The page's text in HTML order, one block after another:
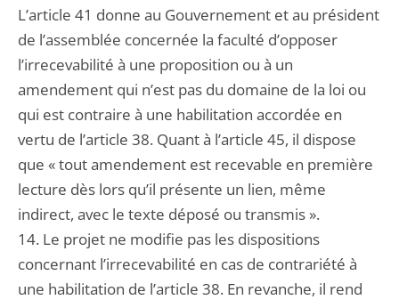
L’article 41 donne au Gouvernement et au président
de l’assemblée concernée la faculté d’opposer
l’irrecevabilité à une proposition ou à un
amendement qui n’est pas du domaine de la loi ou
qui est contraire à une habilitation accordée en
vertu de l’article 38. Quant à l’article 45, il dispose
que « tout amendement est recevable en première
lecture dès lors qu’il présente un lien, même
indirect, avec le texte déposé ou transmis ».
14. Le projet ne modifie pas les dispositions
concernant l’irrecevabilité en cas de contrariété à
une habilitation de l’article 38. En revanche, il rend